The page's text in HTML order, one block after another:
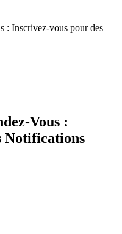
: Inscrivez-vous pour des
Vous :
Notifications